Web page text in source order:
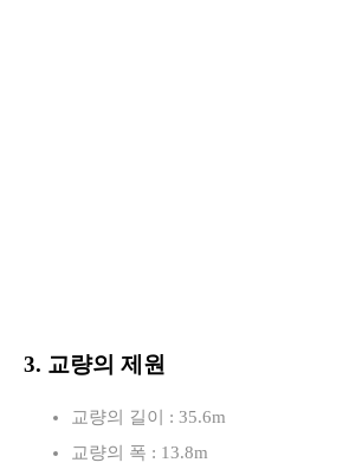
3. 교량의 제원
교량의 길이 : 35.6m
교량의 폭 : 13.8m